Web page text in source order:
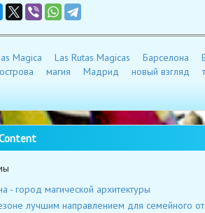
Magica Las Rutas Magicas Барселона
магия Мадрид новый взгляд
- город магической архитектуры
лучшим направлением для семейного